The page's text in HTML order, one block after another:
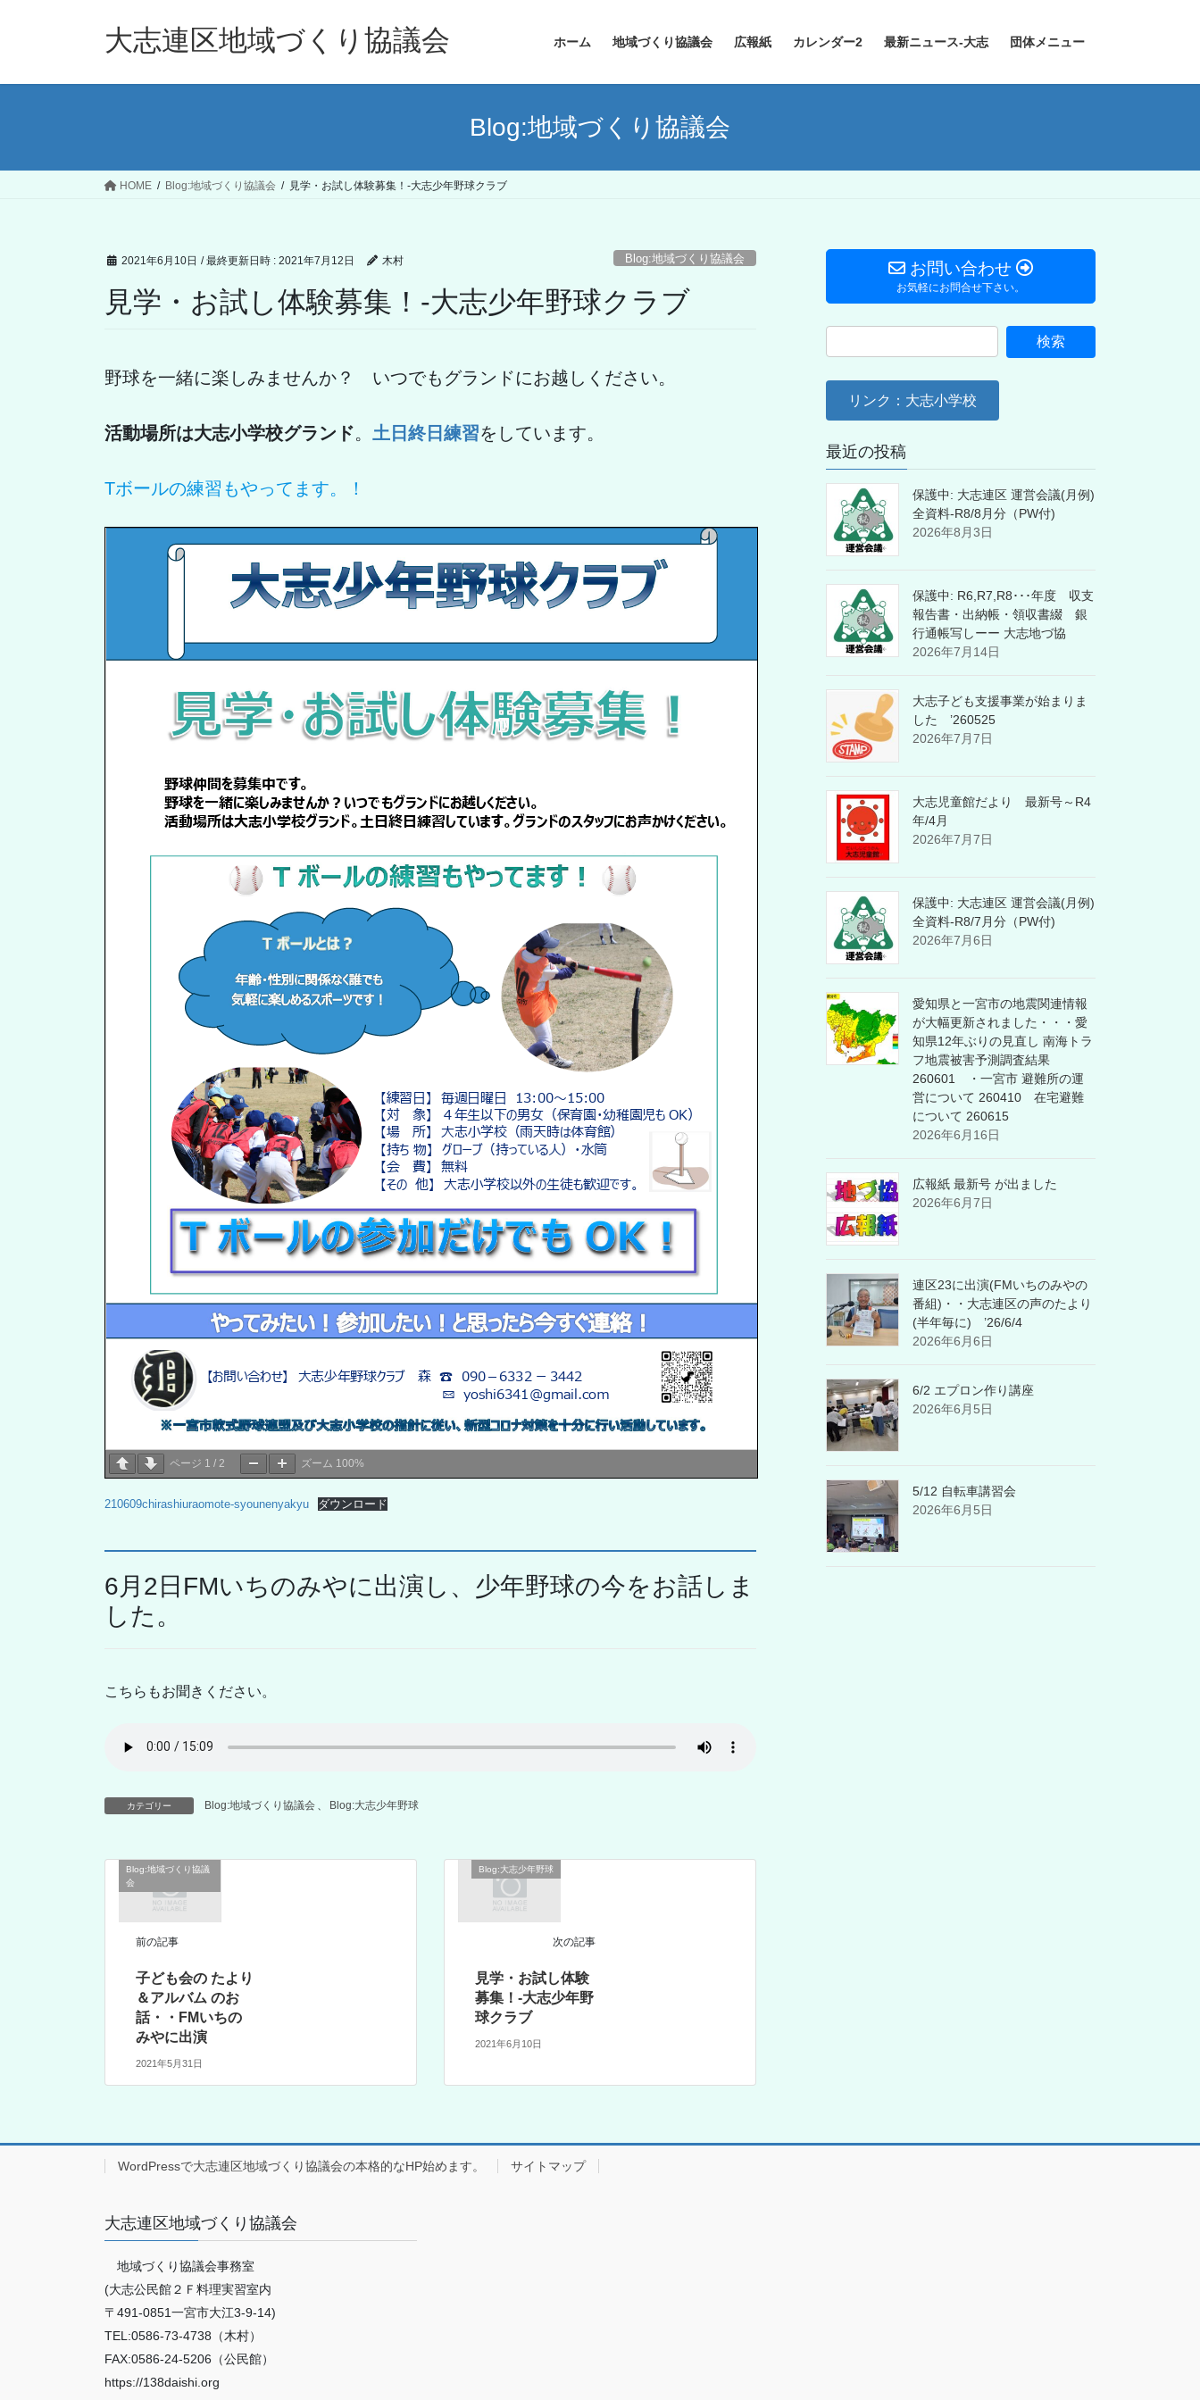
大志連区地域づくり協議会 ホーム 地域づくり協議会 広報紙 カレンダー2 最新ニュース-大志 団体メニュー
Blog:地域づくり協議会
HOME Blog:地域づくり協議会 見学・お試し体験募集！-大志少年野球クラブ
2021年6月10日 / 最終更新日時 : 2021年7月12日 木村 Blog:地域づくり協議会
見学・お試し体験募集！-大志少年野球クラブ
野球を一緒に楽しみませんか？ いつでもグランドにお越しください。
活動場所は大志小学校グランド。 土日終日練習をしています。
Tボールの練習もやってます。！
ページ 1 / 2 ズーム 100%
210609chirashiuraomote-syounenyakyu ダウンロード
6月2日FMいちのみやに出演し、少年野球の今をお話しま
した。
こちらもお聞きください。
カテゴリー Blog:地域づくり協議会 Blog:大志少年野球
Blog:地域づくり協議
会
前の記事
子ども会の たより
＆アルバム のお
話・・FMいちの
みやに出演
2021年5月31日
Blog:大志少年野球
次の記事
見学・お試し体験
募集！-大志少年野
球クラブ
2021年6月10日
お問い合わせ
お気軽にお問合せ下さい。
リンク：大志小学校
最近の投稿
保護中: 大志連区 運営会議(月例)
全資料-R8/8月分（PW付)
2026年8月3日
保護中: R6,R7,R8･･･年度 収支
報告書・出納帳・領収書綴 銀
行通帳写しーー 大志地づ協
2026年7月14日
大志子ども支援事業が始まりま
した ’260525
2026年7月7日
大志児童館だより 最新号～R4
年/4月
2026年7月7日
保護中: 大志連区 運営会議(月例)
全資料-R8/7月分（PW付)
2026年7月6日
愛知県と一宮市の地震関連情報
が大幅更新されました・・・愛
知県12年ぶりの見直し 南海トラ
フ地震被害予測調査結果
260601 ・一宮市 避難所の運
営について 260410 在宅避難
について 260615
2026年6月16日
広報紙 最新号 が出ました
2026年6月7日
連区23に出演(FMいちのみやの
番組)・・大志連区の声のたより
(半年毎に) ’26/6/4
2026年6月6日
6/2 エプロン作り講座
2026年6月5日
5/12 自転車講習会
2026年6月5日
WordPressで大志連区地域づくり協議会の本格的なHP始めます。 サイトマップ
大志連区地域づくり協議会
地域づくり協議会事務室
(大志公民館２Ｆ料理実習室内
〒491-0851一宮市大江3-9-14)
TEL:0586-73-4738（木村）
FAX:0586-24-5206（公民館）
https://138daishi.org